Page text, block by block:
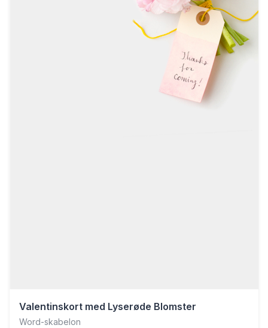
Valentinskort med Lyserøde Blomster
Word-skabelon